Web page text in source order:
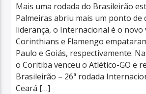
Mais uma rodada do Brasileirão
Palmeiras abriu mais um ponto de
liderança, o Internacional é o novo
Corinthians e Flamengo
Paulo e Goiás, respectivamente.
o Coritiba venceu o Atlético-GO e
Brasileirão – 26ª rodada
Ceará […]